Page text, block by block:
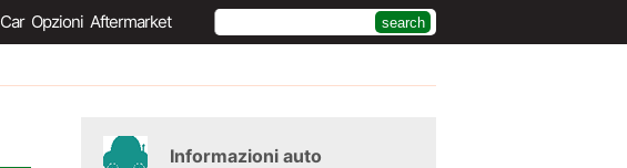
Car Opzioni Aftermarket
Informazioni auto